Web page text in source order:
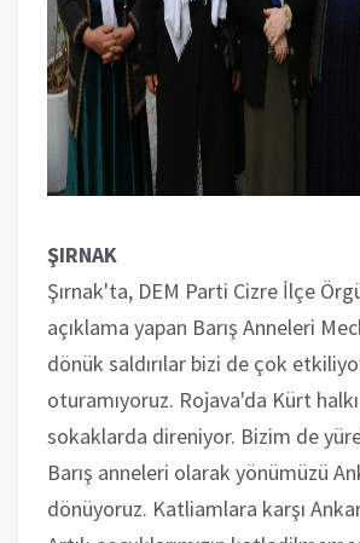
ŞIRNAK
Şırnak'ta, DEM Parti Cizre İlçe
açıklama yapan Barış Anneleri
dönük saldırılar bizi de çok
oturamıyoruz. Rojava'da Kürt
sokaklarda direniyor. Bizim de
Barış anneleri olarak yönümüzü
dönüyoruz. Katliamlara karşı